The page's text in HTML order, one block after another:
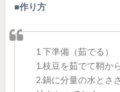
■作り方
1 下準備（茹でる）
1.枝豆を茹でて鞘か
2.鍋に分量の水と